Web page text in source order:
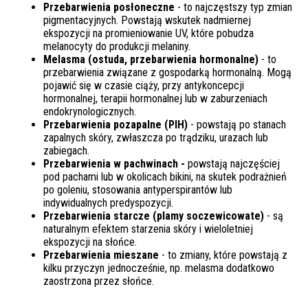
Przebarwienia posłoneczne - to najczęstszy typ zmian
pigmentacyjnych. Powstają wskutek nadmiernej
ekspozycji na promieniowanie UV, które pobudza
melanocyty do produkcji melaniny.
Melasma (ostuda, przebarwienia hormonalne) - to
przebarwienia związane z gospodarką hormonalną. Mogą
pojawić się w czasie ciąży, przy antykoncepcji
hormonalnej, terapii hormonalnej lub w zaburzeniach
endokrynologicznych.
Przebarwienia pozapalne (PIH) - powstają po stanach
zapalnych skóry, zwłaszcza po trądziku, urazach lub
zabiegach.
Przebarwienia w pachwinach - powstają najczęściej
pod pachami lub w okolicach bikini, na skutek podrażnień
po goleniu, stosowania antyperspirantów lub
indywidualnych predyspozycji.
Przebarwienia starcze (plamy soczewicowate) - są
naturalnym efektem starzenia skóry i wieloletniej
ekspozycji na słońce.
Przebarwienia mieszane - to zmiany, które powstają z
kilku przyczyn jednocześnie, np. melasma dodatkowo
zaostrzona przez słońce.